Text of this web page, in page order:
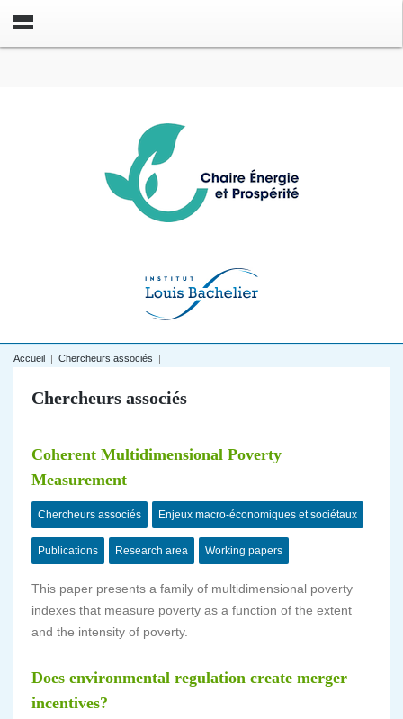
Accueil | Chercheurs associés |
Chercheurs associés
Coherent Multidimensional Poverty
Measurement
Chercheurs associés Enjeux macro-économiques et sociétaux
Publications Research area Working papers
This paper presents a family of multidimensional poverty
indexes that measure poverty as a function of the extent
and the intensity of poverty.
Does environmental regulation create merger
incentives?